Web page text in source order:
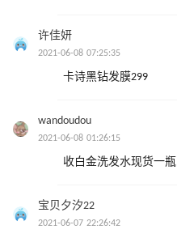
许佳妍
2021-06-08 07:25:35
卡诗黑钻发膜299
wandoudou
2021-06-08 01:26:15
收白金洗发水现货一瓶
宝贝夕汐22
2021-06-07 22:26:42